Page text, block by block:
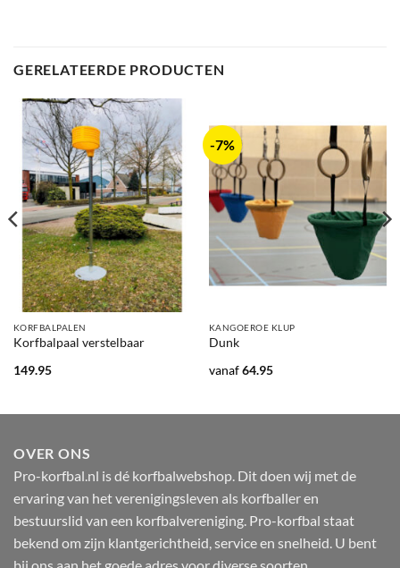
GERELATEERDE PRODUCTEN
KORFBALPALEN
Korfbalpaal verstelbaar
149.95
-7%
KANGOEROE KLUP
Dunk
vanaf64.95
OVER ONS
Pro-korfbal.nl is dé korfbalwebshop. Dit doen wij met de
ervaring van het verenigingsleven als korfballer en
bestuurslid van een korfbalvereniging. Pro-korfbal staat
bekend om zijn klantgerichtheid, service en snelheid. U bent